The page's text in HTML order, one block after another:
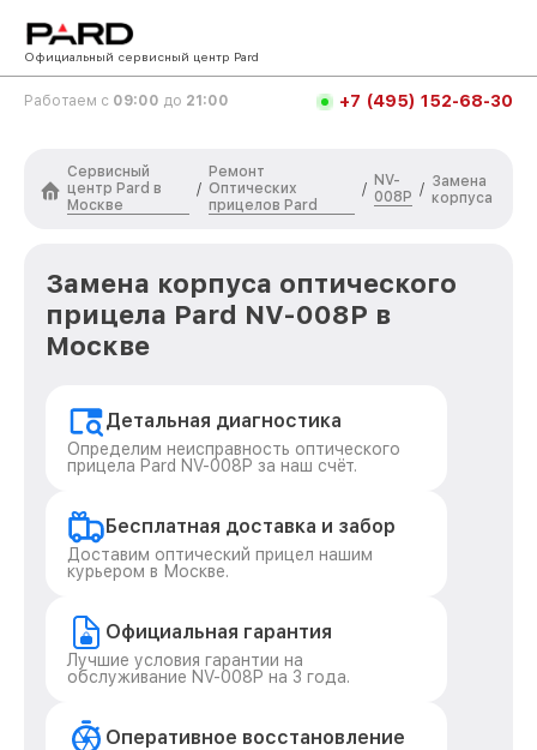
Официальный сервисный центр Pard
Работаем с 09:00 до 21:00 +7 (495) 152-68-30
Сервисный
центр Pard в
Москве
/
Ремонт
Оптических
прицелов Pard
/
NV-
008P / Замена
корпуса
Замена корпуса оптического
прицела Pard NV-008P в
Москве
Детальная диагностика
Определим неисправность оптического
прицела Pard NV-008P за наш счёт.
Бесплатная доставка и забор
Доставим оптический прицел нашим
курьером в Москве.
Официальная гарантия
Лучшие условия гарантии на
обслуживание NV-008P на 3 года.
Оперативное восстановление